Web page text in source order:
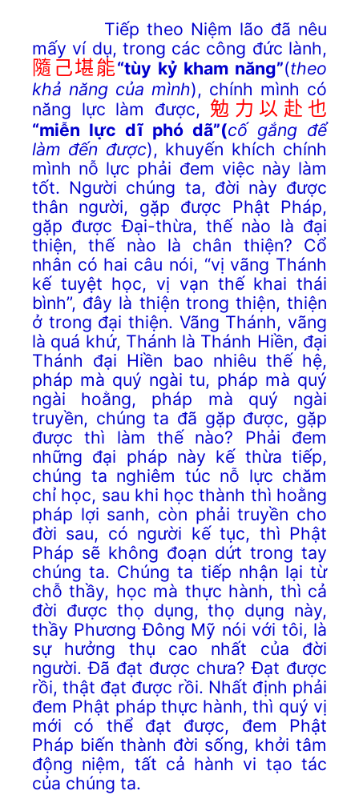
Tiếp theo Niệm lão đã nêu
mấy ví dụ, trong các công đức lành,
隨己堪能“tùy kỷ kham năng”(theo
khả năng của mình), chính mình có
năng lực làm được, 勉力以赴也
“miễn lực dĩ phó dã”(cố gắng để
làm đến được), khuyến khích chính
mình nỗ lực phải đem việc này làm
tốt. Người chúng ta, đời này được
thân người, gặp được Phật Pháp,
gặp được Đại-thừa, thế nào là đại
thiện, thế nào là chân thiện? Cổ
nhân có hai câu nói, “vị vãng Thánh
kế tuyệt học, vị vạn thế khai thái
bình”, đây là thiện trong thiện, thiện
ở trong đại thiện. Vãng Thánh, vãng
là quá khứ, Thánh là Thánh Hiền, đại
Thánh đại Hiền bao nhiêu thế hệ,
pháp mà quý ngài tu, pháp mà quý
ngài hoằng, pháp mà quý ngài
truyền, chúng ta đã gặp được, gặp
được thì làm thế nào? Phải đem
những đại pháp này kế thừa tiếp,
chúng ta nghiêm túc nỗ lực chăm
chỉ học, sau khi học thành thì hoằng
pháp lợi sanh, còn phải truyền cho
đời sau, có người kế tục, thì Phật
Pháp sẽ không đoạn dứt trong tay
chúng ta. Chúng ta tiếp nhận lại từ
chỗ thầy, học mà thực hành, thì cả
đời được thọ dụng, thọ dụng này,
thầy Phương Đông Mỹ nói với tôi, là
sự hưởng thụ cao nhất của đời
người. Đã đạt được chưa? Đạt được
rồi, thật đạt được rồi. Nhất định phải
đem Phật pháp thực hành, thì quý vị
mới có thể đạt được, đem Phật
Pháp biến thành đời sống, khởi tâm
động niệm, tất cả hành vi tạo tác
của chúng ta.